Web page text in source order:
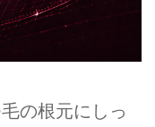
の根元にしっ